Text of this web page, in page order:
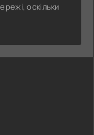
оскільки